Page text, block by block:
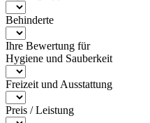
Behinderte
Ihre Bewertung für
Hygiene und Sauberkeit
Freizeit und Ausstattung
Preis / Leistung